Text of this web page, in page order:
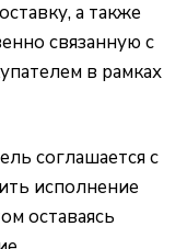
а также
связанную с
в рамках
соглашается с
исполнение
оставаясь